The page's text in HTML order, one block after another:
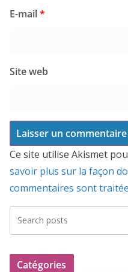
E-mail*
Site web
Ce site utilise Akismet
savoir plus sur la façon
commentaires sont
Catégories